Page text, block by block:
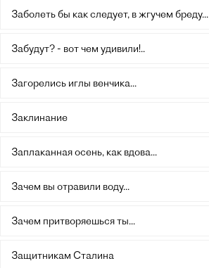
Заболеть бы как следует, в жгучем бреду...
Забудут? - вот чем удивили!..
Загорелись иглы венчика...
Заклинание
Заплаканная осень, как вдова...
Зачем вы отравили воду...
Зачем притворяешься ты...
Защитникам Сталина